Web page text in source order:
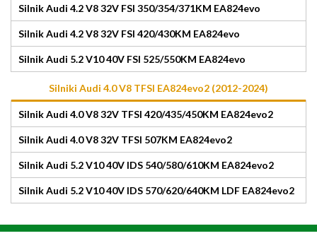
Silnik Audi 4.2 V8 32V FSI 350/354/371KM EA824evo
Silnik Audi 4.2 V8 32V FSI 420/430KM EA824evo
Silnik Audi 5.2 V10 40V FSI 525/550KM EA824evo
Silniki Audi 4.0 V8 TFSI EA824evo2 (2012-2024)
Silnik Audi 4.0 V8 32V TFSI 420/435/450KM EA824evo2
Silnik Audi 4.0 V8 32V TFSI 507KM EA824evo2
Silnik Audi 5.2 V10 40V IDS 540/580/610KM EA824evo2
Silnik Audi 5.2 V10 40V IDS 570/620/640KM LDF EA824evo2